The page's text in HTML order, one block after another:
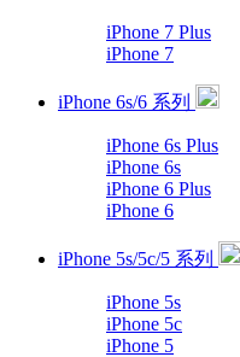
iPhone 7 Plus
iPhone 7
iPhone 6s/6 系列
iPhone 6s Plus
iPhone 6s
iPhone 6 Plus
iPhone 6
iPhone 5s/5c/5 系列
iPhone 5s
iPhone 5c
iPhone 5